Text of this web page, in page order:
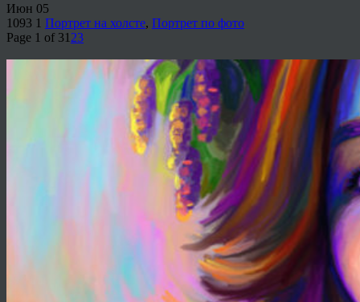
Июн 05
1093 1 Портрет на холсте, Портрет по фото
Page 1 of 31 23